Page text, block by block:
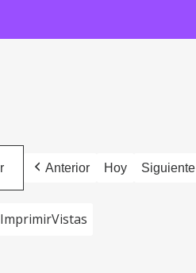
Anterior Hoy Siguiente
ImprimirVistas